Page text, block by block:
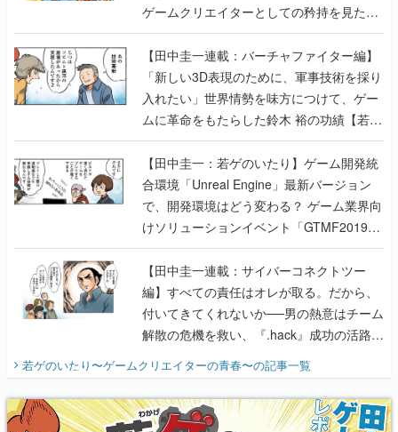
ゲームクリエイターとしての矜持を見た
【若ゲのいたり最終回】
【田中圭一連載：バーチャファイター編】
「新しい3D表現のために、軍事技術を採り
入れたい」世界情勢を味方につけて、ゲー
ムに革命をもたらした鈴木 裕の功績【若ゲ
のいたり】
【田中圭一：若ゲのいたり】ゲーム開発統
合環境「Unreal Engine」最新バージョン
で、開発環境はどう変わる？ ゲーム業界向
けソリューションイベント「GTMF2019」
に行って、より理解を深めよう【PR】
【田中圭一連載：サイバーコネクトツー
編】すべての責任はオレが取る。だから、
付いてきてくれないか──男の熱意はチーム
解散の危機を救い、『.hack』成功の活路を
『少年ジャンプ』色だった【若ゲのいた
り】
若ゲのいたり〜ゲームクリエイターの青春〜の記事一覧